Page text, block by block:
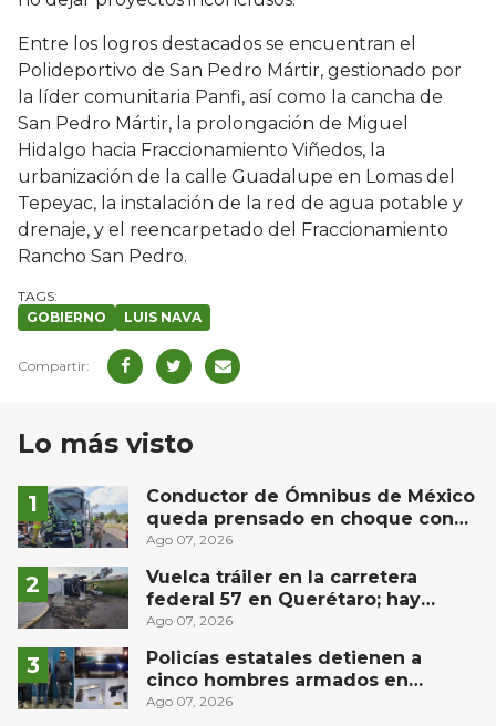
Entre los logros destacados se encuentran el
Polideportivo de San Pedro Mártir, gestionado por
la líder comunitaria Panfi, así como la cancha de
San Pedro Mártir, la prolongación de Miguel
Hidalgo hacia Fraccionamiento Viñedos, la
urbanización de la calle Guadalupe en Lomas del
Tepeyac, la instalación de la red de agua potable y
drenaje, y el reencarpetado del Fraccionamiento
Rancho San Pedro.
GOBIERNO LUIS NAVA
Lo más visto
Conductor de Ómnibus de México
queda prensado en choque con
materialista en San Juan del Río
Ago 07, 2026
Vuelca tráiler en la carretera
federal 57 en Querétaro; hay
derrame de combustible
Ago 07, 2026
Policías estatales detienen a
cinco hombres armados en
Puebla capital
Ago 07, 2026